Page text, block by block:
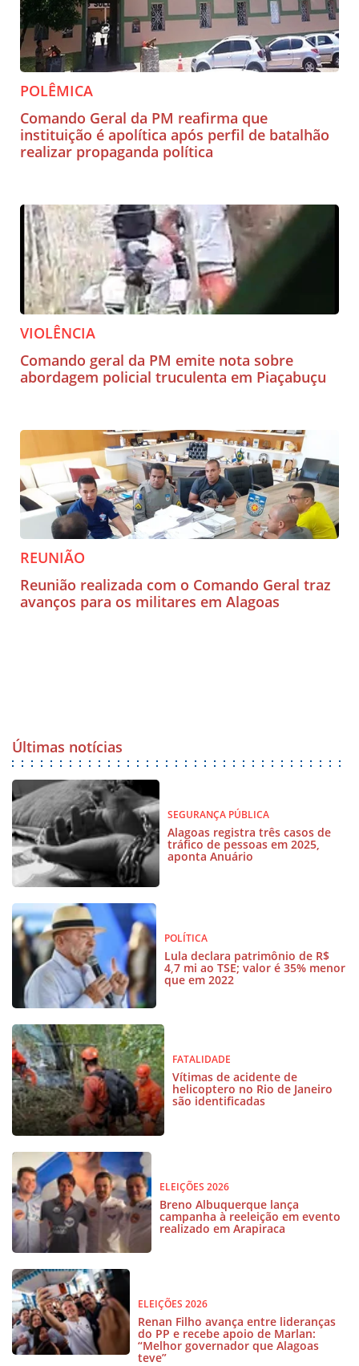
POLÊMICA
Comando Geral da PM reafirma que
instituição é apolítica após perfil de batalhão
realizar propaganda política
VIOLÊNCIA
Comando geral da PM emite nota sobre
abordagem policial truculenta em Piaçabuçu
REUNIÃO
Reunião realizada com o Comando Geral traz
avanços para os militares em Alagoas
Últimas notícias
SEGURANÇA PÚBLICA
Alagoas registra três casos de
tráfico de pessoas em 2025,
aponta Anuário
POLÍTICA
Lula declara patrimônio de R$
4,7 mi ao TSE; valor é 35% menor
que em 2022
FATALIDADE
Vítimas de acidente de
helicoptero no Rio de Janeiro
são identificadas
ELEIÇÕES 2026
Breno Albuquerque lança
campanha à reeleição em evento
realizado em Arapiraca
ELEIÇÕES 2026
Renan Filho avança entre lideranças
do PP e recebe apoio de Marlan:
“Melhor governador que Alagoas
teve”